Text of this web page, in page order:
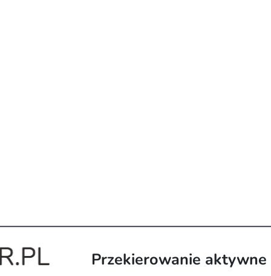
Przekierowanie aktywne